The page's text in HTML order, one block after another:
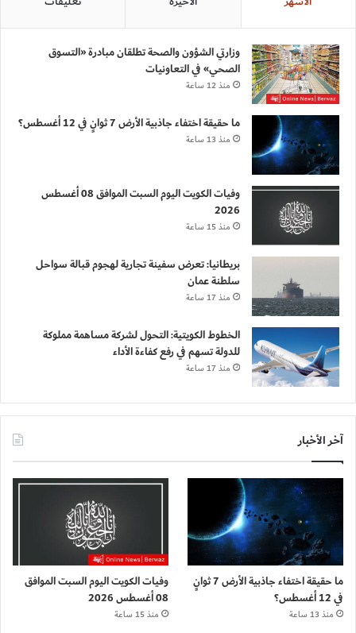
وزارتي الشؤون والصحة تطلقان مبادرة «التسوق
الصحي» في التعاونيات
منذ 12 ساعة
ما حقيقة اختفاء جاذبية الأرض 7 ثوانٍ في 12 أغسطس؟
منذ 13 ساعة
وفيات الكويت اليوم السبت الموافق 08 أغسطس
2026
منذ 15 ساعة
بريطانيا: تعرض سفينة تجارية لهجوم قبالة سواحل
سلطنة عمان
منذ 17 ساعة
الخطوط الكويتية: التحول لشركة مساهمة مملوكة
للدولة تسهم في رفع كفاءة الأداء
منذ 17 ساعة
آخر الأخبار
ما حقيقة اختفاء جاذبية الأرض 7 ثوانٍ
في 12 أغسطس؟
منذ 13 ساعة
وفيات الكويت اليوم السبت الموافق
08 أغسطس 2026
منذ 15 ساعة